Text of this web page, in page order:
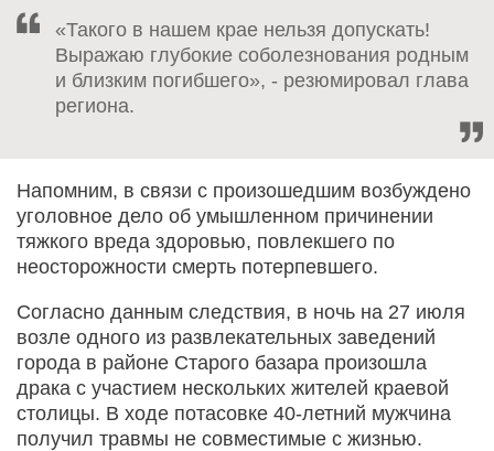
«Такого в нашем крае нельзя допускать!
Выражаю глубокие соболезнования родным
и близким погибшего», - резюмировал глава
региона.
Напомним, в связи с произошедшим возбуждено
уголовное дело об умышленном причинении
тяжкого вреда здоровью, повлекшего по
неосторожности смерть потерпевшего.
Согласно данным следствия, в ночь на 27 июля
возле одного из развлекательных заведений
города в районе Старого базара произошла
драка с участием нескольких жителей краевой
столицы. В ходе потасовке 40-летний мужчина
получил травмы не совместимые с жизнью.